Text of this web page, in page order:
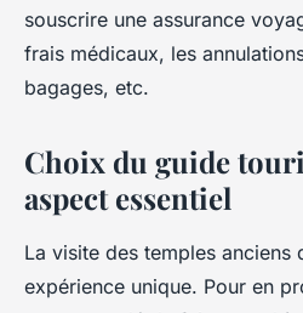
souscrire une assurance
frais médicaux, les
bagages, etc.
Choix du guide
aspect essentiel
La visite des temples anciens
expérience unique. Pour en